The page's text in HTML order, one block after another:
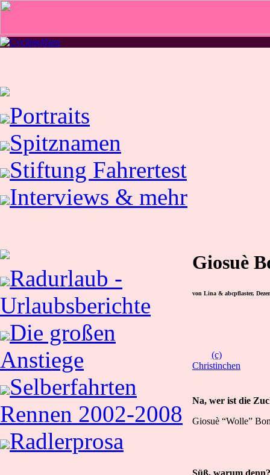
Portraits
Spitznamen
Stiftung Fahrertest
Interviews & mehr
Radurlaub -
Urlaubsberichte
Die großen
Anstiege
Selberfahrten
Rennen 2002-2008
Radlerprosa
Giosuè
von Lina & abcpflaster,
(c)
Christinchen
Na, wer ist die
Giosuè “Wolle”
Süß, warum denn?